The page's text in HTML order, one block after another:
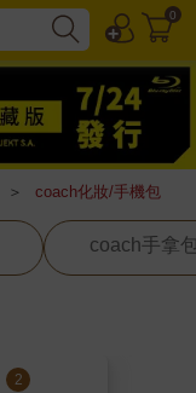
0
＞ coach化妝/手機包
coach手拿
2